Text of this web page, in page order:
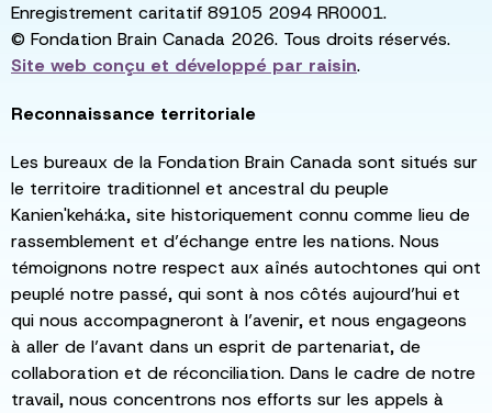
Enregistrement caritatif 89105 2094 RR0001.
© Fondation Brain Canada 2026. Tous droits réservés.
Site web conçu et développé par raisin.
Reconnaissance territoriale
Les bureaux de la Fondation Brain Canada sont situés sur
le territoire traditionnel et ancestral du peuple
Kanien'kehá:ka, site historiquement connu comme lieu de
rassemblement et d’échange entre les nations. Nous
témoignons notre respect aux aînés autochtones qui ont
peuplé notre passé, qui sont à nos côtés aujourd’hui et
qui nous accompagneront à l’avenir, et nous engageons
à aller de l’avant dans un esprit de partenariat, de
collaboration et de réconciliation. Dans le cadre de notre
travail, nous concentrons nos efforts sur les appels à